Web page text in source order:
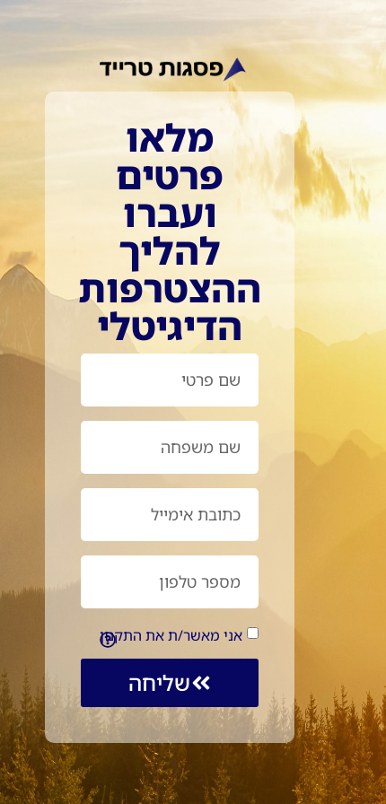
מלאו
פרטים
ועברו
להליך
ההצטרפות
הדיגיטלי​
אני מאשר/ת את התקנון
שליחה